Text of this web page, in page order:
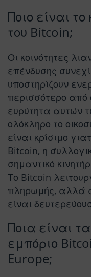
Ποιο είναι
του Bitcoin;
Οι κοινότητες
επένδυσης
υποστηρίζουν
περισσότερο από
ευρύτητα αυτών
ολόκληρο το
είναι κρίσιμο
Bitcoin, η
σημαντικό
Το Bitcoin
πληρωμής, αλλά
είναι
Ποια είναι
εμπόριο
Europe;